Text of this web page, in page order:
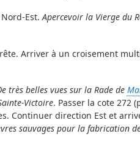
Est.Apercevoir la Vierge du
Arriver à un croisement
très belles vues sur la Rade de
Victoire. Passer la cote 272
Continuer direction Est et
sauvages pour la fabrication